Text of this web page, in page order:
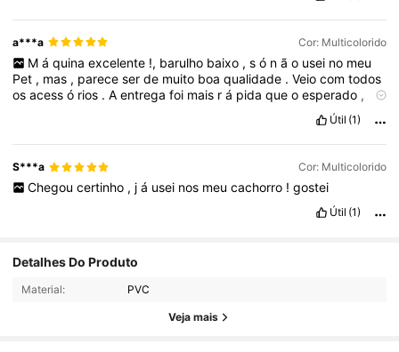
a***a Cor: Multicolorido
M á quina excelente !, barulho baixo , s ó n ã o usei no meu
Pet , mas , pareceserde muito boaqualidade .Veiocomtodos
osacessó rios .Aentregafoi mais rá pidaqueoesperado ,
Útil (1)
S***a Cor: Multicolorido
Chegou certinho , j á usei nos meu cachorro ! gostei
Útil (1)
Detalhes Do Produto
Material: PVC
Veja mais
4,80 2.3K Seguidores
2.3K Seguidores